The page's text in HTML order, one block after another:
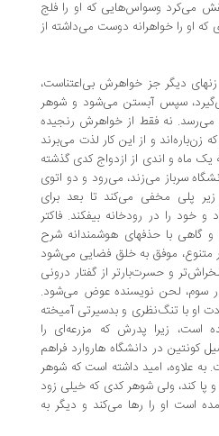
وسواس‌هایی که او را فلج
خواهرانه دوست می‌داشته از
جز خواهرش بی‌اعتناست،
‌سپس آبستن می‌شود و شوهر
نه فقط از خواهرش رنجیده
و از این کار لذت می‌برند
که یک ماه و اندی از ازدواج کدی گذشته
می‌زند، ‌می‌رود و دو اتوی
مخفی می‌کند تا بعد برای
در رودخانه بیفکند. فاکتر
با حذفهای هوشمندانه شرح
موفق به خلق فضایی می‌شود
و حسرت‌بارتر از گفتار درونی
لحن نویسنده عوض می‌شود.
و بدسیرتی آمیخته
پدرش که مزرعه‌ای را
در دانشگاه هاروارد فراهم
امید داشته است که شوهر
‌ولی شوهر کدی که خیلی زود
او را رها می‌کند و دیگر به